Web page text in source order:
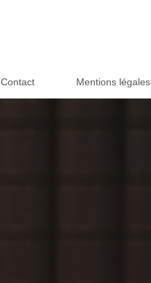
Contact Mentions légales